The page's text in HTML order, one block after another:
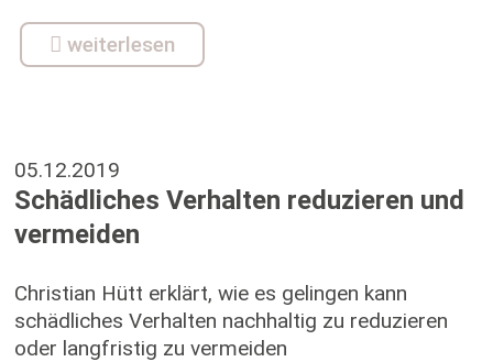
weiterlesen
05.12.2019
Schädliches Verhalten reduzieren und
vermeiden
Christian Hütt erklärt, wie es gelingen kann
schädliches Verhalten nachhaltig zu reduzieren
oder langfristig zu vermeiden